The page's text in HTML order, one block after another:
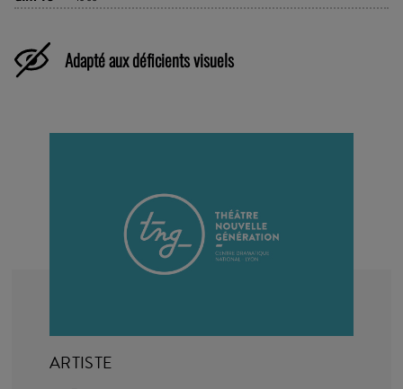
Adapté aux déficients visuels
ARTISTE